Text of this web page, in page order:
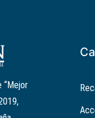
“Mejor